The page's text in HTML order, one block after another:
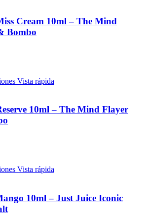
Cream 10ml – The Mind
Bombo
Vista rápida
10ml – The Mind Flayer
Vista rápida
10ml – Just Juice Iconic